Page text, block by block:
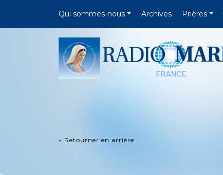
Qui sommes-nous Archives Prières
« Retourner en arrière